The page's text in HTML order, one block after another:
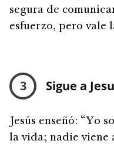
segura de
esfuerzo, pero vale
3 Sigue a
Jesús enseñó: “Yo
la vida; nadie viene